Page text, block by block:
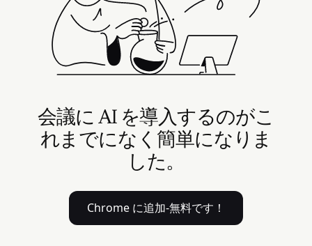
会議に AI を導入するのがこ
れまでになく簡単になりま
した。
Chrome に追加-無料です！